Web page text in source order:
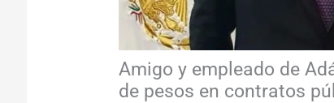
Amigo y empleado de
de pesos en contratos